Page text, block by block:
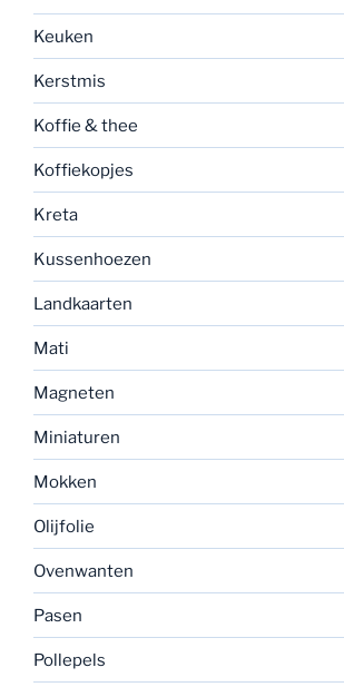
Keuken
Kerstmis
Koffie & thee
Koffiekopjes
Kreta
Kussenhoezen
Landkaarten
Mati
Magneten
Miniaturen
Mokken
Olijfolie
Ovenwanten
Pasen
Pollepels